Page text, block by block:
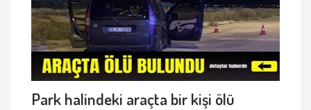
Park halindeki araçta bir kişi ölü